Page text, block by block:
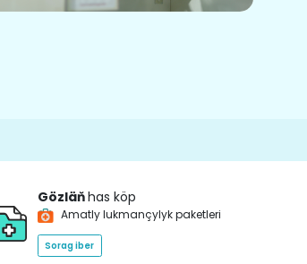
Gözläňhas köp
Amatly lukmançylyk paketleri
Sorag iber